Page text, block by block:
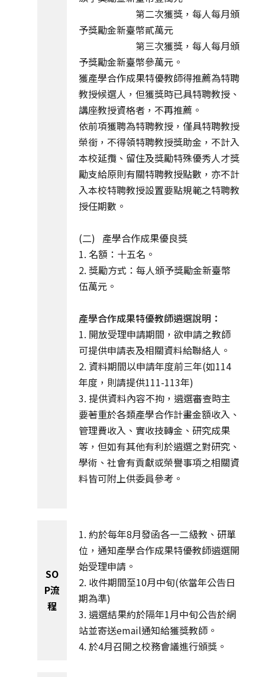
第二次獲獎，每人每月頒
予獎勵金新臺幣貳萬元
第三次獲獎，每人每月頒
予獎勵金新臺幣參萬元。
獲產學合作成果特優教師得推薦為特聘
教授候選人，但獲獎時已具特聘教授、
講座教授資格者，不再推薦。
依前項獲聘為特聘教授，僅具特聘教授
榮銜，不得領特聘教授獎助金，不計入
本校延攬、留住及獎勵特殊優秀人才獎
勵支給原則有關特聘教授點數，亦不計
入本校特聘教授設置要點規範之特聘教
授任期數。
(二) 產學合作成果優良獎
1. 名額：十五名。
2. 獎勵方式：每人頒予獎勵金新臺幣
伍萬元。
產學合作成果特優教師遴選說明：
1. 開放受理申請期間，欲申請之教師
可提供申請表及相關資料給聯絡人。
2. 資料期間以申請年度前三年(如114
年度，則請提供111-113年)
3. 提供資料內容不拘，遴選審查時主
要著重於各類產學合作計畫金額收入、
管理費收入、實收技轉金、研究成果
等，但如有其他有利於遴選之對研究、
學術、社會有貢獻或榮譽事項之相關資
料皆可附上供委員參考。
SO
P流
程
1. 約於每年8月發函各一二級教、研單
位，通知產學合作成果特優教師遴選開
始受理申請。
2. 收件期間至10月中旬(依當年公告日
期為準)
3. 遴選結果約於隔年1月中旬公告於網
站並寄送email通知給獲獎教師。
4. 於4月召開之校務會議進行頒獎。